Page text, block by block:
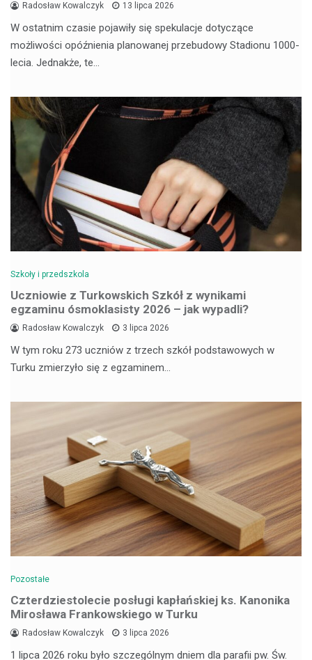
Radosław Kowalczyk 13 lipca 2026
W ostatnim czasie pojawiły się spekulacje dotyczące
możliwości opóźnienia planowanej przebudowy Stadionu 1000-
lecia. Jednakże, te…
Szkoły i przedszkola
Uczniowie z Turkowskich Szkół z wynikami
egzaminu ósmoklasisty 2026 – jak wypadli?
Radosław Kowalczyk 3 lipca 2026
W tym roku 273 uczniów z trzech szkół podstawowych w
Turku zmierzyło się z egzaminem…
Pozostałe
Czterdziestolecie posługi kapłańskiej ks. Kanonika
Mirosława Frankowskiego w Turku
Radosław Kowalczyk 3 lipca 2026
1 lipca 2026 roku było szczególnym dniem dla parafii pw. Św.